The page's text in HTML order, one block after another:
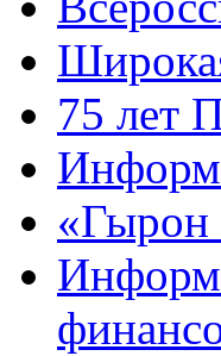
75 лет
«Гырон